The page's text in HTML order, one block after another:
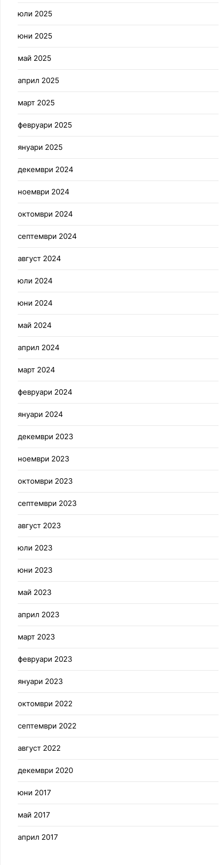
юли 2025
юни 2025
май 2025
април 2025
март 2025
февруари 2025
януари 2025
декември 2024
ноември 2024
октомври 2024
септември 2024
август 2024
юли 2024
юни 2024
май 2024
април 2024
март 2024
февруари 2024
януари 2024
декември 2023
ноември 2023
октомври 2023
септември 2023
август 2023
юли 2023
юни 2023
май 2023
април 2023
март 2023
февруари 2023
януари 2023
октомври 2022
септември 2022
август 2022
декември 2020
юни 2017
май 2017
април 2017